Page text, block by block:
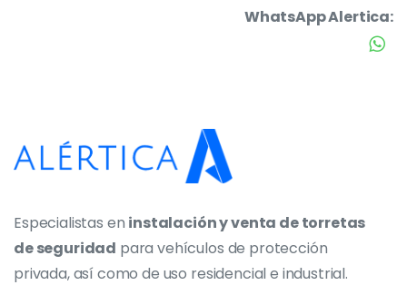
WhatsApp Alertica:
Especialistas en instalación y venta de torretas
de seguridad para vehículos de protección
privada, así como de uso residencial e industrial.